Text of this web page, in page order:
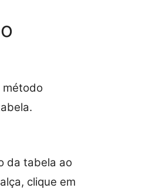
método
da tabela ao
clique em